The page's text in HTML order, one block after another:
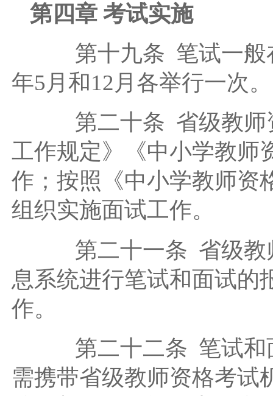
第四章 考试实施
第十九条 笔试一般在
年5月和12月各举行一次。
第二十条 省级教师
工作规定》《中小学教师
作；按照《中小学教师资
组织实施面试工作。
第二十一条 省级教
息系统进行笔试和面试的
作。
第二十二条 笔试和
需携带省级教师资格考试